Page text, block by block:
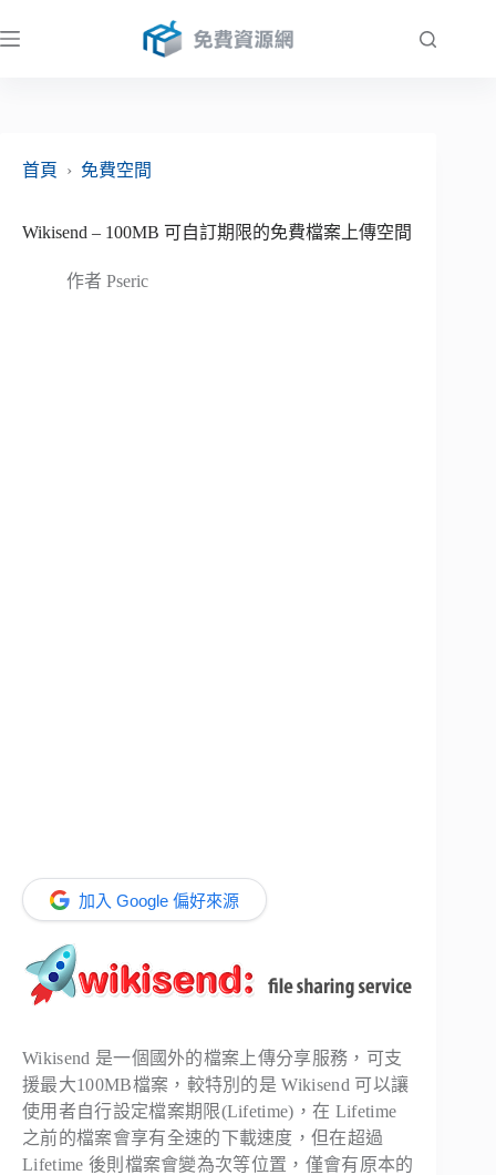
至
首頁
› 免費空間
Wikisend – 100MB 可自訂期限的免費檔案上傳空間
作者 Pseric
加入 Google 偏好來源
Wikisend 是一個國外的檔案上傳分享服務，可支
援最大100MB檔案，較特別的是 Wikisend 可以讓
使用者自行設定檔案期限(Lifetime)，在 Lifetime
之前的檔案會享有全速的下載速度，但在超過
Lifetime 後則檔案會變為次等位置，僅會有原本的